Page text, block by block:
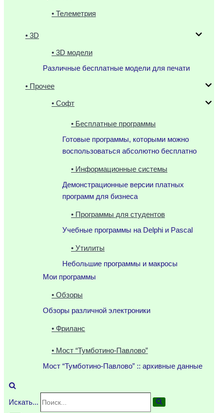
• Телеметрия
• 3D
• 3D модели
Различные бесплатные модели для печати
• Прочее
• Софт
• Бесплатные программы
Готовые программы, которыми можно
воспользоваться абсолютно бесплатно
• Информационные системы
Демонстрационные версии платных
программ для бизнеса
• Программы для студентов
Учебные программы на Delphi и Pascal
• Утилиты
Небольшие программы и макросы
Мои программы
• Обзоры
Обзоры различной электроники
• Фриланс
• Мост “Тумботино-Павлово”
Мост “Тумботино-Павлово” :: архивные данные
Искать...